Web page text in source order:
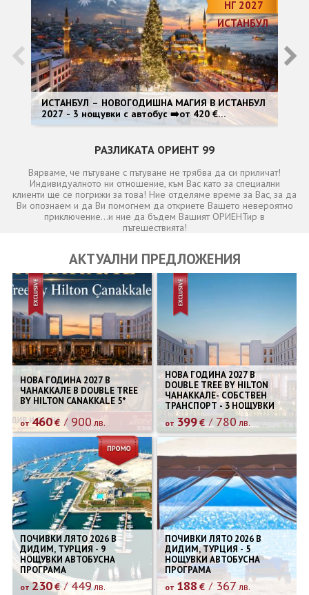
ЗА НАС
КОНТАКТИ
ФИРМЕНИ ДОКУМЕНТИ
0700 144 34 Запитване
НГ 2027
ИСТАНБУЛ
ИСТАНБУЛ – НОВОГОДИШНА МАГИЯ В ИСТАНБУЛ
2027 - 3 нощувки с автобус ➡️от 420 €
<Специален гост: Dragan Kojić Keba>
РАЗЛИКАТА ОРИЕНТ 99
Вярваме, че пътуване с пътуване не трябва да си приличат!
Индивидуалното ни отношение, към Вас като за специални
клиенти ще се погрижи за това! Ние отделяме време за Вас, за да
Ви опознаем и да Ви помогнем да откриете Вашето невероятно
приключение...и ние да бъдем Вашият ОРИЕНТир в
пътешествията!
АКТУАЛНИ ПРЕДЛОЖЕНИЯ
НОВА ГОДИНА 2027 В
ЧАНАККАЛЕ В DOUBLE TREE
BY HILTON CANAKKALE 5*
от460€ 900 лв.
НОВА ГОДИНА 2027 В
DOUBLE TREE BY HILTON
ЧАНАККАЛЕ- СОБСТВЕН
ТРАНСПОРТ - 3 НОЩУВКИ
от 399€ 780лв.
ПОЧИВКИ ЛЯТО 2026 В
ДИДИМ, ТУРЦИЯ - 9
НОЩУВКИ АВТОБУСНА
ПРОГРАМА
от 230€ 449лв.
ПОЧИВКИ ЛЯТО 2026 В
ДИДИМ, ТУРЦИЯ - 5
НОЩУВКИ АВТОБУСНА
ПРОГРАМА
от 188 € 367 лв.